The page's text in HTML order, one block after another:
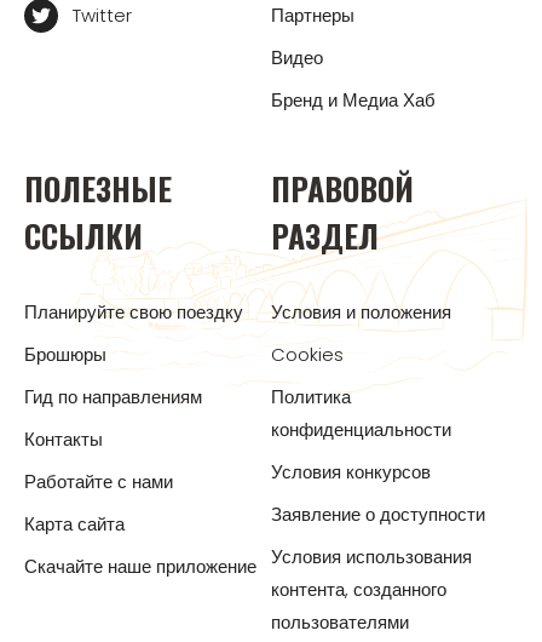
Twitter
Партнеры
Видео
Бренд и Медиа Хаб
ПОЛЕЗНЫЕ
ССЫЛКИ
Планируйте свою поездку
Брошюры
Гид по направлениям
Контакты
Работайте с нами
Карта сайта
Скачайте наше приложение
ПРАВОВОЙ
РАЗДЕЛ
Условия и положения
Cookies
Политика
конфиденциальности
Условия конкурсов
Заявление о доступности
Условия использования
контента, созданного
пользователями